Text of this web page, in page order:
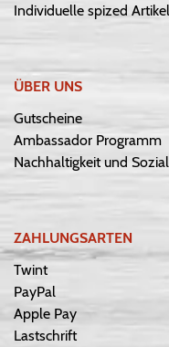
Individuelle spized Artikel
ÜBER UNS
Gutscheine
Ambassador Programm
Nachhaltigkeit und
ZAHLUNGSARTEN
Twint
PayPal
Apple Pay
Lastschrift